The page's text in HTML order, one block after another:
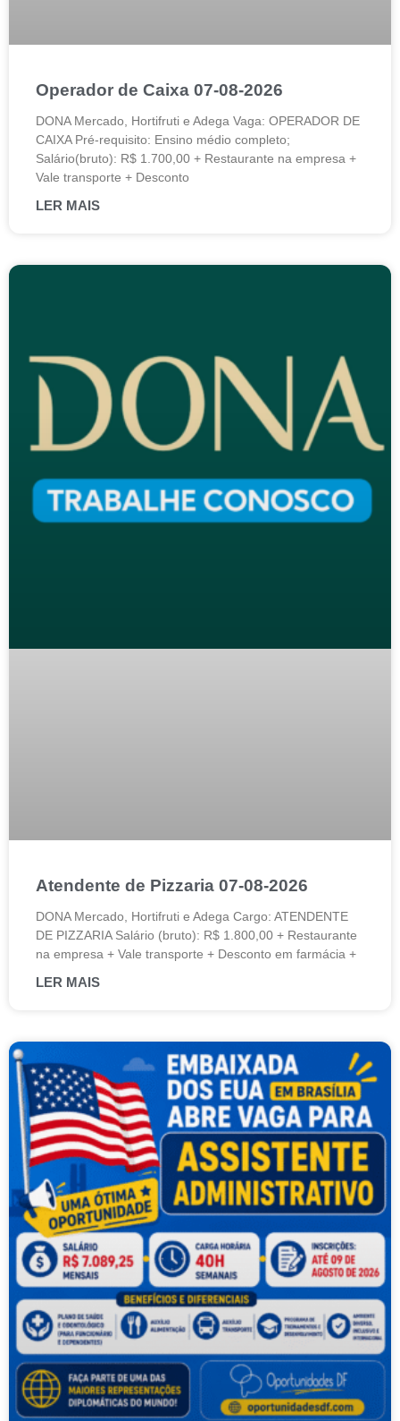
Operador de Caixa 07-08-2026
DONA Mercado, Hortifruti e Adega Vaga: OPERADOR DE
CAIXA Pré-requisito: Ensino médio completo;
Salário(bruto): R$ 1.700,00 + Restaurante na empresa +
Vale transporte + Desconto
LER MAIS
Atendente de Pizzaria 07-08-2026
DONA Mercado, Hortifruti e Adega Cargo: ATENDENTE
DE PIZZARIA Salário (bruto): R$ 1.800,00 + Restaurante
na empresa + Vale transporte + Desconto em farmácia +
LER MAIS